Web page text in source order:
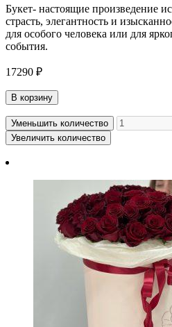
Букет- настоящие произведение
страсть, элегантность и
для особого человека или для
события.
17290 ₽
В корзину
Уменьшить количество
Увеличить количество